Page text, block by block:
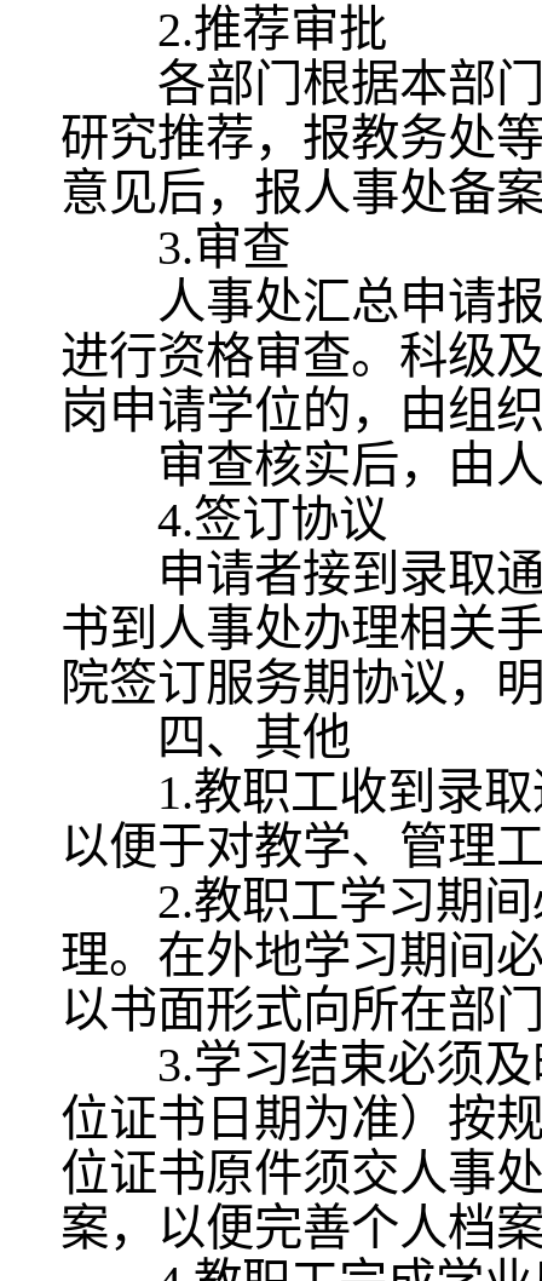
2.推荐审批
各部门根据本部门
研究推荐，报教务处
意见后，报人事处备
3.审查
人事处汇总申请报
进行资格审查。科级
岗申请学位的，由组
审查核实后，由人
4.签订协议
申请者接到录取通
书到人事处办理相关
院签订服务期协议，
四、其他
1.教职工收到录取
以便于对教学、管理
2.教职工学习期间
理。在外地学习期间
以书面形式向所在部
3.学习结束必须及
位证书日期为准）按
位证书原件须交人事
案，以便完善个人档